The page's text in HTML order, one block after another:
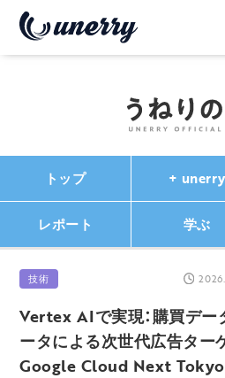
トップ + unerry
レポート 学ぶ
技術
Vertex AIで実現：購買デ
ータによる次世代広告ター
Google Cloud Next Tokyo